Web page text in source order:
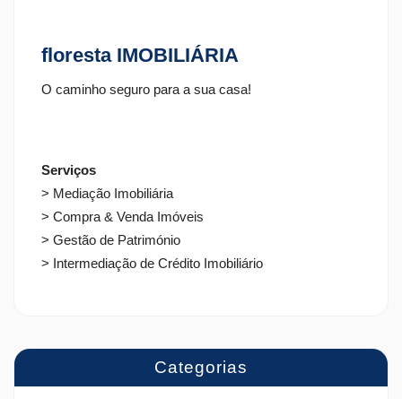
floresta IMOBILIÁRIA
O caminho seguro para a sua casa!
Serviços
> Mediação Imobiliária
> Compra & Venda Imóveis
> Gestão de Património
> Intermediação de Crédito Imobiliário
Categorias